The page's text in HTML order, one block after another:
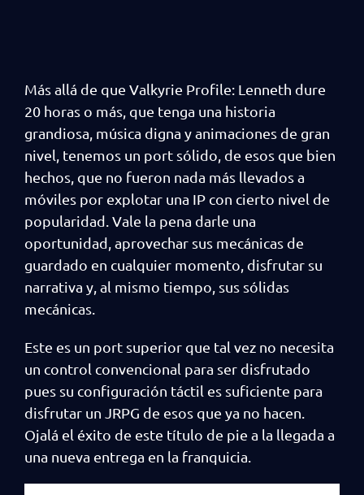
Más allá de que Valkyrie Profile: Lenneth dure
20 horas o más, que tenga una historia
grandiosa, música digna y animaciones de gran
nivel, tenemos un port sólido, de esos que bien
hechos, que no fueron nada más llevados a
móviles por explotar una IP con cierto nivel de
popularidad. Vale la pena darle una
oportunidad, aprovechar sus mecánicas de
guardado en cualquier momento, disfrutar su
narrativa y, al mismo tiempo, sus sólidas
mecánicas.
Este es un port superior que tal vez no necesita
un control convencional para ser disfrutado
pues su configuración táctil es suficiente para
disfrutar un JRPG de esos que ya no hacen.
Ojalá el éxito de este título de pie a la llegada a
una nueva entrega en la franquicia.